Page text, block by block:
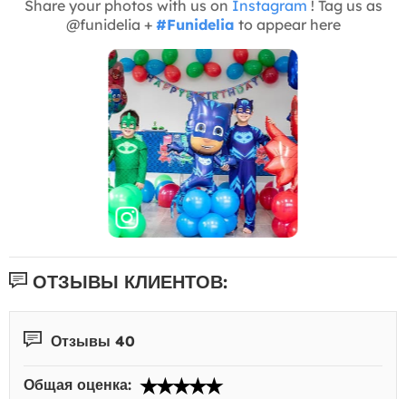
Share your photos with us on Instagram ! Tag us as
@funidelia + #Funidelia to appear here
ОТЗЫВЫ КЛИЕНТОВ:
Отзывы 40
Общая оценка: